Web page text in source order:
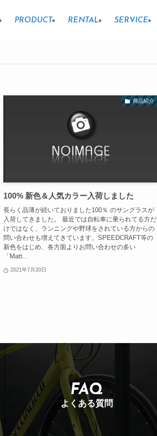
PRODUCT RENTAL SERVICE
商品紹介
100% 新色＆人気カラー入荷しました
長らく品薄が続いておりました100％ のサングラスが
入荷してきました。 最近では自転車に乗られてる方だ
けではなく、ランニングや野球をされている方からの
問い合わせも増えてきています。SPEEDCRAFT等の
新色をはじめ、各方面よりお問い合わせの多い
「Matt...
2021年7月20日
FAQ
よくある質問